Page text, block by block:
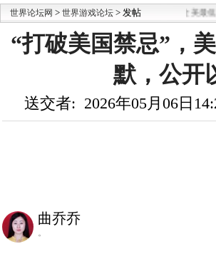
世界论坛网 > 世界游戏论坛 > 发帖
“打破美国禁忌”，
默，公开
送交者: 2026年05月06日
曲乔乔
。